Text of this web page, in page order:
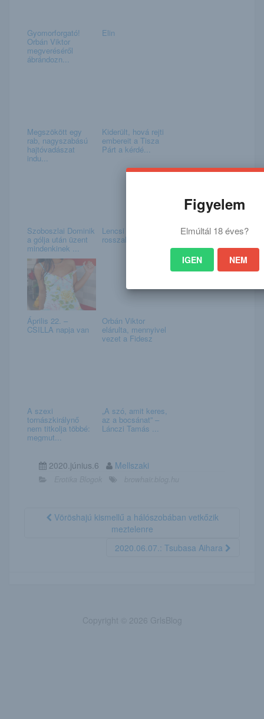
Gyomorforgató!
Orbán Viktor
megveréséről
ábrándozn...
Elin
Megszökött egy
rab, nagyszabású
hajtóvadászat
indu...
Kiderült, hová rejti
embereit a Tisza
Párt a kérdé...
Szoboszlai Dominik
a gólja után üzent
mindenkinek ...
Lencsi csak veled
rosszalkodna
Április 22. –
CSILLA napja van
Orbán Viktor
elárulta, mennyivel
vezet a Fidesz
A szexi
tornászkirálynő
nem titkolja többé:
megmut...
„A szó, amit keres,
az a bocsánat” –
Lánczi Tamás ...
2020.június.6 Mellszaki
Vöröshajú kismellű a hálószobában vetkőzik
meztelenre
2020.06.07.: Tsubasa Aihara
Figyelem
Elmúltál 18 éves?
IGEN NEM